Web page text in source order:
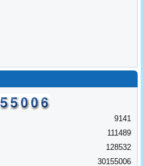
9141
111489
128532
30155006